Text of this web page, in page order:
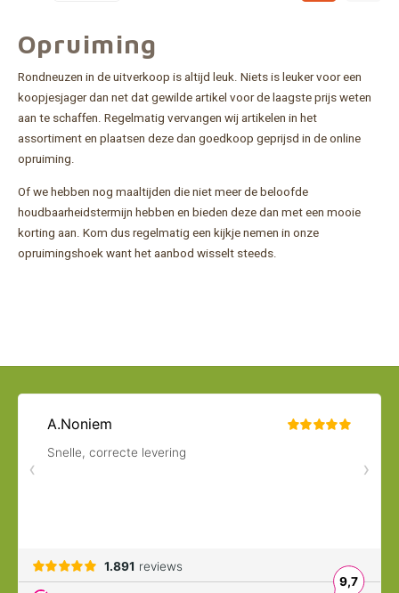
Opruiming
Rondneuzen in de uitverkoop is altijd leuk. Niets is leuker voor een
koopjesjager dan net dat gewilde artikel voor de laagste prijs weten
aan te schaffen. Regelmatig vervangen wij artikelen in het
assortiment en plaatsen deze dan goedkoop geprijsd in de online
opruiming.
Of we hebben nog maaltijden die niet meer de beloofde
houdbaarheidstermijn hebben en bieden deze dan met een mooie
korting aan. Kom dus regelmatig een kijkje nemen in onze
opruimingshoek want het aanbod wisselt steeds.